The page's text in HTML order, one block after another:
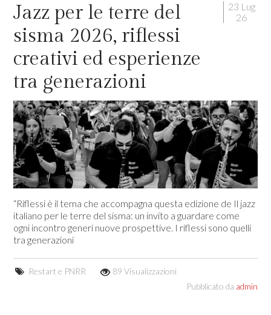
23 Lug
26
Jazz per le terre del
sisma 2026, riflessi
creativi ed esperienze
tra generazioni
“Riflessi è il tema che accompagna questa edizione de Il jazz
italiano per le terre del sisma: un invito a guardare come
ogni incontro generi nuove prospettive. I riflessi sono quelli
tra generazioni
Restart e PNRR
89 Visualizzazioni
Pubblicato da admin